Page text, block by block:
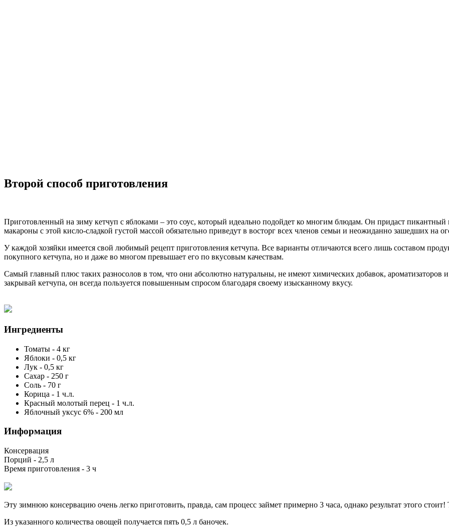
Второй способ приготовления
Приготовленный на зиму кетчуп с яблоками – это соус, который идеально подойдет ко многим блюдам. Он придаст
макароны с этой кисло-сладкой густой массой обязательно приведут в восторг всех членов семьи и неожиданно зашедших на
У каждой хозяйки имеется свой любимый рецепт приготовления кетчупа. Все варианты отличаются всего лишь составом
покупного кетчупа, но и даже во многом превышает его по вкусовым качествам.
Самый главный плюс таких разносолов в том, что они абсолютно натуральны, не имеют химических добавок, ароматизаторов и
закрывай кетчупа, он всегда пользуется повышенным спросом благодаря своему изысканному вкусу.
Ингредиенты
Томаты - 4 кг
Яблоки - 0,5 кг
Лук - 0,5 кг
Сахар - 250 г
Соль - 70 г
Корица - 1 ч.л.
Красный молотый перец - 1 ч.л.
Яблочный уксус 6% - 200 мл
Информация
Консервация
Порций - 2,5 л
Время приготовления - 3 ч
Эту зимнюю консервацию очень легко приготовить, правда, сам процесс займет примерно 3 часа, однако результат этого
Из указанного количества овощей получается пять 0,5 л баночек.